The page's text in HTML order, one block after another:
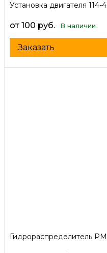
Установка двигателя
от 100 руб. В наличии
Заказать
Гидрораспределитель